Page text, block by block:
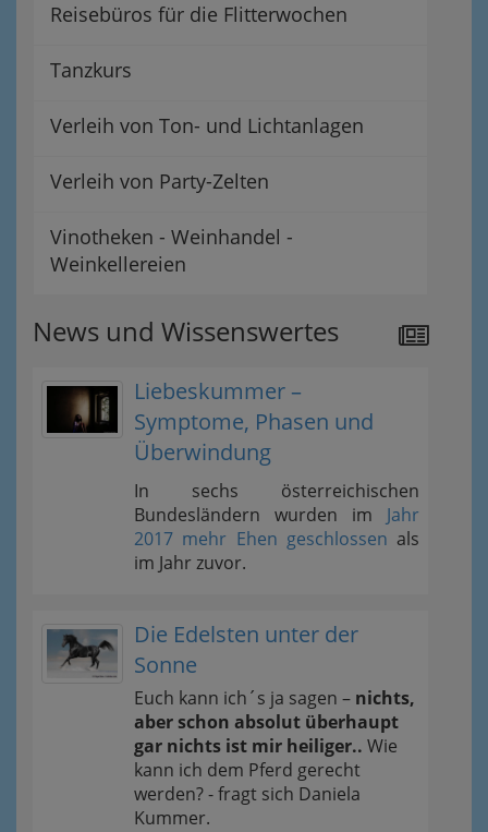
Reisebüros für die Flitterwochen
Tanzkurs
Verleih von Ton- und Lichtanlagen
Verleih von Party-Zelten
Vinotheken - Weinhandel -
Weinkellereien
News und Wissenswertes
Liebeskummer –
Symptome, Phasen und
Überwindung
In sechs österreichischen
Bundesländern wurden im Jahr
2017 mehr Ehen geschlossen als
im Jahr zuvor.
Die Edelsten unter der
Sonne
Euch kann ich´s ja sagen – nichts,
aber schon absolut überhaupt
gar nichts ist mir heiliger.. Wie
kann ich dem Pferd gerecht
werden? - fragt sich Daniela
Kummer.